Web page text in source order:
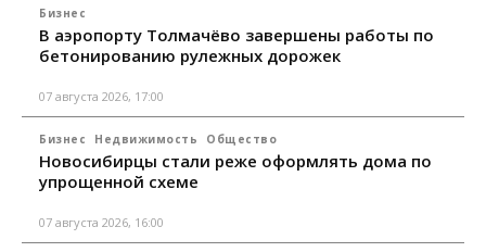
Бизнес
В аэропорту Толмачёво завершены работы по
бетонированию рулежных дорожек
07 августа 2026, 17:00
Бизнес Недвижимость Общество
Новосибирцы стали реже оформлять дома по
упрощенной схеме
07 августа 2026, 16:00